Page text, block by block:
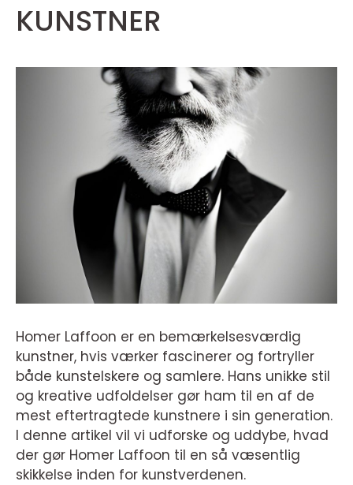
KUNSTNER
Homer Laffoon er en bemærkelsesværdig
kunstner, hvis værker fascinerer og fortryller
både kunstelskere og samlere. Hans unikke stil
og kreative udfoldelser gør ham til en af de
mest eftertragtede kunstnere i sin generation.
I denne artikel vil vi udforske og uddybe, hvad
der gør Homer Laffoon til en så væsentlig
skikkelse inden for kunstverdenen.